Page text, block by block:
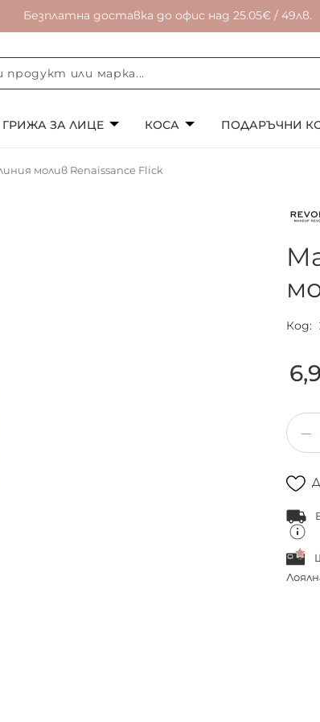
Безплатна доставка до офис над 25.05€ / 49лв.
ГРИЖА ЗА ЛИЦЕ КОСА ПОДАРЪЧНИ
молив Renaissance Flick
Код